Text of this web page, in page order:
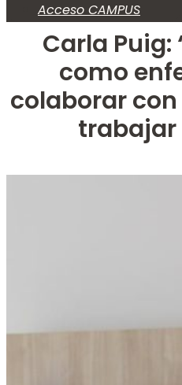
Acceso CAMPUS
Carla Puig:
como
colaborar
trabajar